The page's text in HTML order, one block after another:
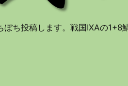
ぼち投稿します。戦国IXAの1+8